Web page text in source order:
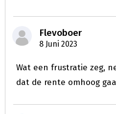
Flevoboer
8 Juni 2023
Wat een frustratie zeg,
dat de rente omhoog